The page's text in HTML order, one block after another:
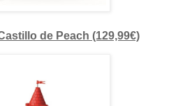
de Peach (129,99€)